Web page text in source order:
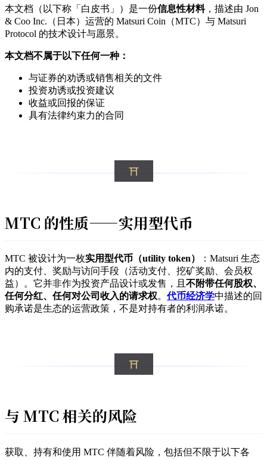
本文档（以下称「白皮书」）是一份信息性材料，描述由 Jon
& Coo Inc.（日本）运营的 Matsuri Coin（MTC）与 Matsuri
Protocol 的技术设计与愿景。
本文档不属于以下任何一种：
与证券的劝诱或销售相关的文件
投资劝诱或投资建议
收益或回报的保证
具有法律约束力的合同
MTC 的性质——实用型代币
MTC 被设计为一枚实用型代币（utility token）
：Matsuri 生态
内的支付、奖励与访问手段（活动支付、挖矿奖励、会员权
益）。它并非作为投资产品设计或发售，且 不附带任何股权、
任何分红、任何对公司收入的请求权。代币经济学中描述的回
购承诺是生态的运营政策，不是对持有者的利润承诺。
与 MTC 相关的风险
获取、持有和使用 MTC 伴随着风险，包括但不限于以下各